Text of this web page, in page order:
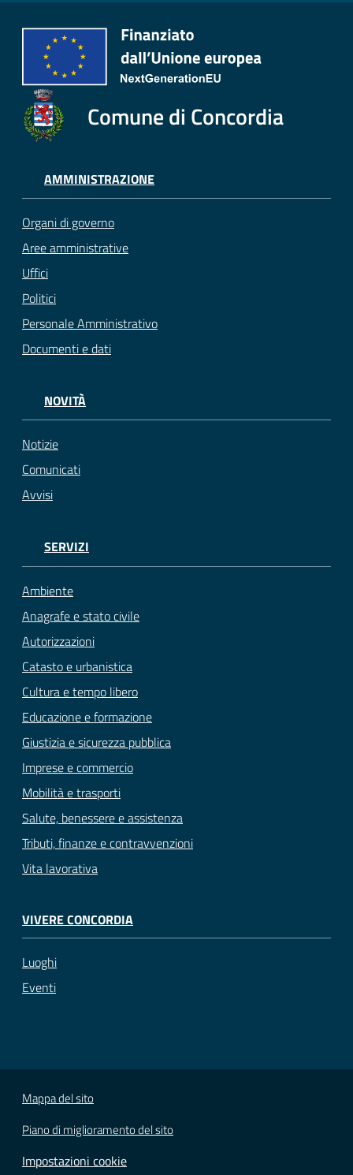
Comune di Concordia
AMMINISTRAZIONE
Organi di governo
Aree amministrative
Uffici
Politici
Personale Amministrativo
Documenti e dati
NOVITÀ
Notizie
Comunicati
Avvisi
SERVIZI
Ambiente
Anagrafe e stato civile
Autorizzazioni
Catasto e urbanistica
Cultura e tempo libero
Educazione e formazione
Giustizia e sicurezza pubblica
Imprese e commercio
Mobilità e trasporti
Salute, benessere e assistenza
Tributi, finanze e contravvenzioni
Vita lavorativa
VIVERE CONCORDIA
Luoghi
Eventi
Mappa del sito
Piano di miglioramento del sito
Impostazioni cookie